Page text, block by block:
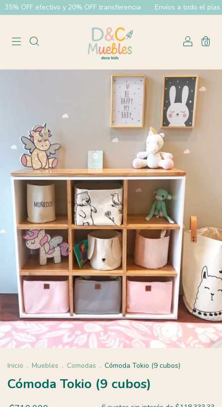
OFF efectivo y 20% OFF transferencia Envíos a todo el pías
0
Inicio . Muebles . Comodas . Cómoda Tokio (9 cubos)
Cómoda Tokio (9 cubos)